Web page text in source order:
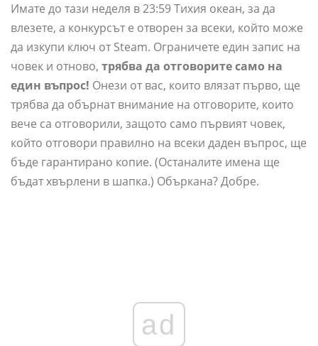
Имате до тази неделя в 23:59 Тихия океан, за да
влезете, а конкурсът е отворен за всеки, който може
да изкупи ключ от Steam. Ограничете един запис на
човек и отново, трябва да отговорите само на
един въпрос! Онези от вас, които влязат първо, ще
трябва да обърнат внимание на отговорите, които
вече са отговорили, защото само първият човек,
който отговори правилно на всеки даден въпрос, ще
бъде гарантирано копие. (Останалите имена ще
бъдат хвърлени в шапка.) Объркана? Добре.
ad